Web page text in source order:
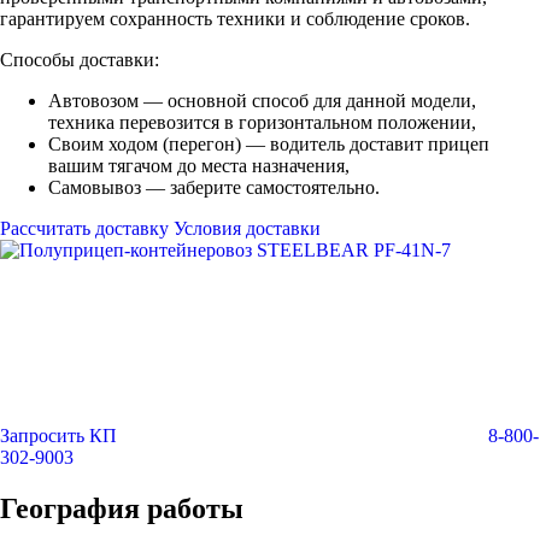
гарантируем сохранность техники и соблюдение сроков.
Способы доставки:
Автовозом — основной способ для данной модели,
техника перевозится в горизонтальном положении,
Своим ходом (перегон) — водитель доставит прицеп
вашим тягачом до места назначения,
Самовывоз — заберите самостоятельно.
Рассчитать доставку Условия доставки
Запросить КП
8-800-
302-9003
География работы